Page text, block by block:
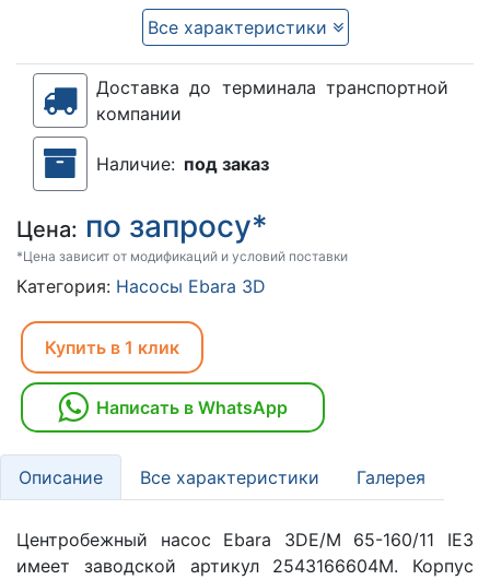
Все характеристики
Доставка до терминала транспортной
компании
Наличие: под заказ
Цена: по запросу*
*Цена зависит от модификаций и условий поставки
Категория: Насосы Ebara 3D
Купить в 1 клик
Написать в WhatsApp
Описание Все характеристики Галерея
Центробежный насос Ebara 3DE/M 65-160/11 IE3
имеет заводской артикул 2543166604M. Корпус